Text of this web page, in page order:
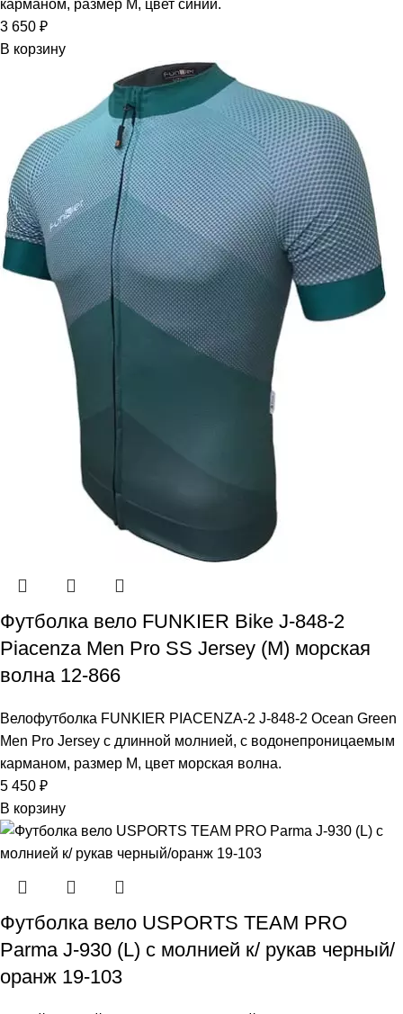
карманом, размер M, цвет синий.
3 650 ₽
В корзину
Футболка вело FUNKIER Bike J-848-2
Piacenza Men Pro SS Jersey (M) морская
волна 12-866
Велофутболка FUNKIER PIACENZA-2 J-848-2 Ocean Green
Men Pro Jersey с длинной молнией, с водонепроницаемым
карманом, размер M, цвет морская волна.
5 450 ₽
В корзину
Футболка вело USPORTS TEAM PRO
Parma J-930 (L) с молнией к/ рукав черный/
оранж 19-103